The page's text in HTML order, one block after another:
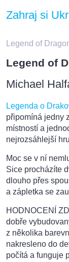
Zahraj si
Legend of
Legend of
Michael
Legenda o
připomíná jedny z
místností a
nejrozsáhlejší
Moc se v ní
Sice procházíte
dlouho přes
a zápletka se
HODNOCENÍ
dobře
z několika
nakresleno do
počítá a funguje